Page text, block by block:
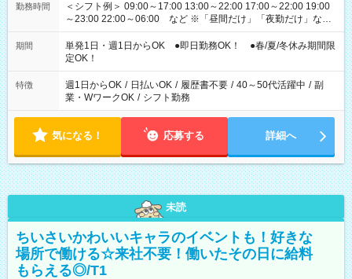
勤務時間
＜シフト例＞ 09:00～17:00 13:00～22:00 17:00～22:00 19:00
～23:00 22:00～06:00 など ※「昼間だけ」「夜勤だけ」など
の希望OK
期間
単発1日・週1日からOK ●即日勤務OK！ ●春/夏/冬休み期間限
定OK！
特徴 週1日からOK / 日払いOK / 履歴書不要 / 40～50代活躍中 / 副
業・WワークOK / シフト勤務
気になる！ 応募する 詳細へ
未読
ちいさいかわいいキャラのイベントも！好きな
場所で働ける☆来社不要！働いたその日に給料
もらえる◎/T1